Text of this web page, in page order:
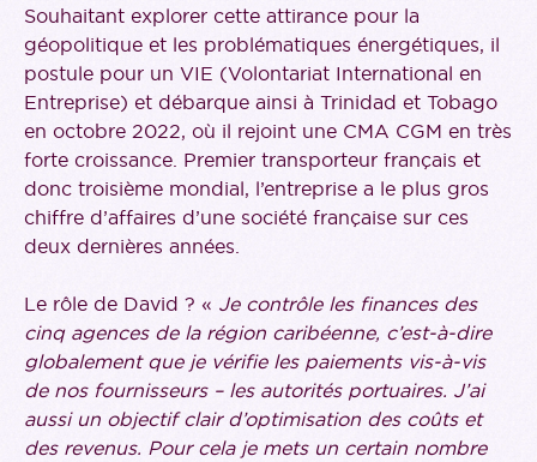
Souhaitant explorer cette attirance pour la
géopolitique et les problématiques énergétiques, il
postule pour un VIE (Volontariat International en
Entreprise) et débarque ainsi à Trinidad et Tobago
en octobre 2022, où il rejoint une CMA CGM en très
forte croissance. Premier transporteur français et
donc troisième mondial, l’entreprise a le plus gros
chiffre d’affaires d’une société française sur ces
deux dernières années.
Le rôle de David ? « Je contrôle les finances des
cinq agences de la région caribéenne, c’est-à-dire
globalement que je vérifie les paiements vis-à-vis
de nos fournisseurs – les autorités portuaires. J’ai
aussi un objectif clair d’optimisation des coûts et
des revenus. Pour cela je mets un certain nombre